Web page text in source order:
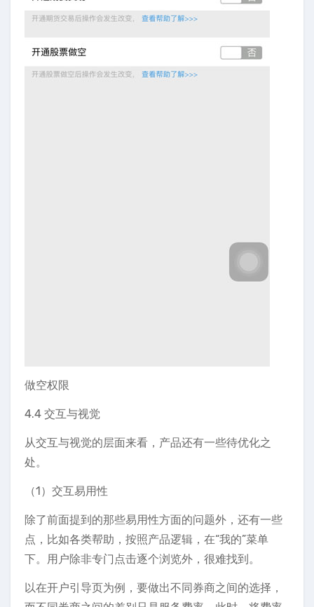
做空权限
4.4 交互与视觉
从交互与视觉的层面来看，产品还有一些待优化之
处。
（1）交互易用性
除了前面提到的那些易用性方面的问题外，还有一些
点，比如各类帮助，按照产品逻辑，在“我的”菜单
下。用户除非专门点击逐个浏览外，很难找到。
以在开户引导页为例，要做出不同券商之间的选择，